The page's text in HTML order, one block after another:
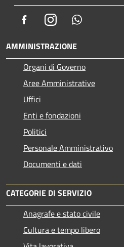
FacebookInstagram
AMMINISTRAZIONE
Organi di Governo
Aree Amministrative
Uffici
Enti e fondazioni
Politici
Personale Amministrativo
Documenti e dati
CATEGORIE DI SERVIZIO
Anagrafe e stato civile
Cultura e tempo libero